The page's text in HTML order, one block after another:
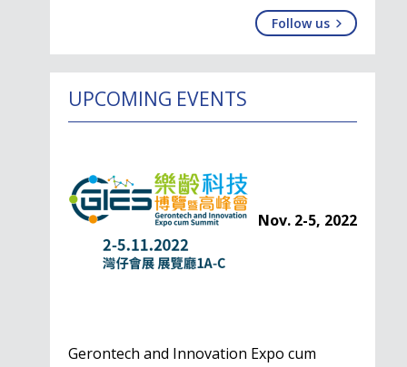
Follow us
UPCOMING EVENTS
Nov. 2-5, 2022
Gerontech and Innovation Expo cum